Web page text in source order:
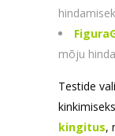
mõju
Testide
kingitus,